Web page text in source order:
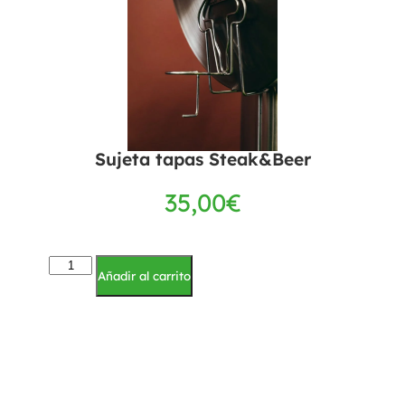
Sujeta tapas Steak&Beer
35,00€
Añadir al carrito